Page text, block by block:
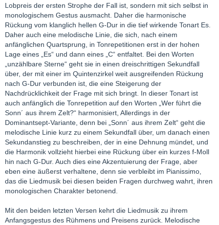
Lobpreis der ersten Strophe der Fall ist, sondern mit sich selbst in
monologischem Gestus ausmacht. Daher die harmonische
Rückung vom klanglich hellen G-Dur in die tief wirkende Tonart Es.
Daher auch eine melodische Linie, die sich, nach einem
anfänglichen Quartsprung, in Tonrepetitionen erst in der hohen
Lage eines „Es“ und dann eines „C“ entfaltet. Bei den Worten
„unzählbare Sterne“ geht sie in einen dreischrittigen Sekundfall
über, der mit einer im Quintenzirkel weit ausgreifenden Rückung
nach G-Dur verbunden ist, die eine Steigerung der
Nachdrücklichkeit der Frage mit sich bringt. In dieser Tonart ist
auch anfänglich die Tonrepetition auf den Worten „Wer führt die
Sonn´ aus ihrem Zelt?“ harmonisiert, Allerdings in der
Dominantsept-Variante, denn bei „Sonn´ aus ihrem Zelt“ geht die
melodische Linie kurz zu einem Sekundfall über, um danach einen
Sekundanstieg zu beschreiben, der in eine Dehnung mündet, und
die Harmonik vollzieht hierbei eine Rückung über ein kurzes f-Moll
hin nach G-Dur. Auch dies eine Akzentuierung der Frage, aber
eben eine äußerst verhaltene, denn sie verbleibt im Pianissimo,
das die Liedmusik bei diesen beiden Fragen durchweg wahrt, ihren
monologischen Charakter betonend.
Mit den beiden letzten Versen kehrt die Liedmusik zu ihrem
Anfangsgestus des Rühmens und Preisens zurück. Melodische